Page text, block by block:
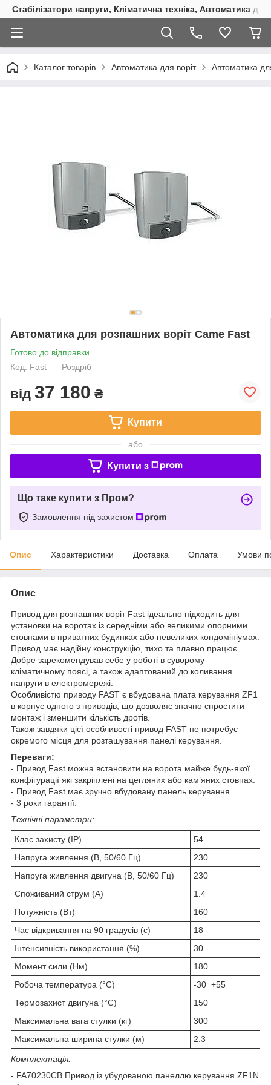
Стабілізатори напруги, Кліматична техніка, Автоматика
Каталог товарів Автоматика для воріт Автоматика
Автоматика для розпашних воріт Came Fast
Готово до відправки
Код: Fast
Роздріб
від 37 180 ₴
Купити
або
Купити з
Що таке купити з Пром?
Замовлення під захистом
Опис Характеристики Доставка Оплата Умови
Опис
Привод для розпашних воріт Fast ідеально підходить для
установки на воротах із середніми або великими опорними
стовпами в приватних будинках або невеликих кондомініумах.
Привод має надійну конструкцію, тихо та плавно працює.
Добре зарекомендував себе у роботі в суворому
кліматичному поясі, а також адаптований до коливання
напруги в електромережі.
Особливістю приводу FAST є вбудована плата керування ZF1
в корпус одного з приводів, що дозволяє значно спростити
монтаж і зменшити кількість дротів.
Також завдяки цієї особливості привод FAST не потребує
окремого місця для розташування панелі керування.
Переваги:
- Привод Fast можна встановити на ворота майже будь-якої
конфігурації які закріплені на цегляних або кам’яних стовпах.
- Привод Fast має зручно вбудовану панель керування.
- 3 роки гарантії.
Технічні параметри:
Клас захисту (IP)
54
Напруга живлення (В, 50/60 Гц)
230
Напруга живлення двигуна (В, 50/60 Гц)
230
Споживаний струм (А)
1.4
Потужність (Вт)
160
Час відкривання на 90 градусів (с)
18
Інтенсивність використання (%)
30
Момент сили (Нм)
180
Робоча температура (°С)
-30 +55
Термозахист двигуна (°C)
150
Максимальна вага стулки (кг)
300
Максимальна ширина стулки (м)
2.3
Комплектація:
- FA70230CB Привод із убудованою панеллю керування ZF1N